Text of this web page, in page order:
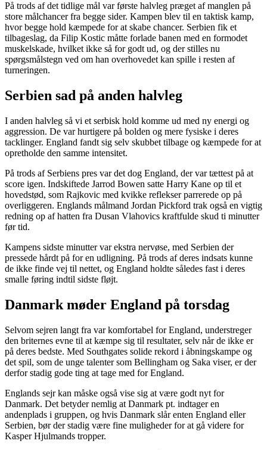
På trods af det tidlige mål var første halvleg præget af manglen på
store målchancer fra begge sider. Kampen blev til en taktisk kamp,
hvor begge hold kæmpede for at skabe chancer. Serbien fik et
tilbageslag, da Filip Kostic måtte forlade banen med en formodet
muskelskade, hvilket ikke så for godt ud, og der stilles nu
spørgsmålstegn ved om han overhovedet kan spille i resten af
turneringen.
Serbien sad på anden halvleg
I anden halvleg så vi et serbisk hold komme ud med ny energi og
aggression. De var hurtigere på bolden og mere fysiske i deres
tacklinger. England fandt sig selv skubbet tilbage og kæmpede for at
opretholde den samme intensitet.
På trods af Serbiens pres var det dog England, der var tættest på at
score igen. Indskiftede Jarrod Bowen satte Harry Kane op til et
hovedstød, som Rajkovic med kvikke reflekser parrerede op på
overliggeren. Englands målmand Jordan Pickford trak også en vigtig
redning op af hatten fra Dusan Vlahovics kraftfulde skud ti minutter
før tid.
Kampens sidste minutter var ekstra nervøse, med Serbien der
pressede hårdt på for en udligning. På trods af deres indsats kunne
de ikke finde vej til nettet, og England holdte således fast i deres
smalle føring indtil sidste fløjt.
Danmark møder England på torsdag
Selvom sejren langt fra var komfortabel for England, understreger
den briternes evne til at kæmpe sig til resultater, selv når de ikke er
på deres bedste. Med Southgates solide rekord i åbningskampe og
det spil, som de unge talenter som Bellingham og Saka viser, er der
derfor stadig gode ting at tage med for England.
Englands sejr kan måske også vise sig at være godt nyt for
Danmark. Det betyder nemlig at Danmark pt. indtager en
andenplads i gruppen, og hvis Danmark slår enten England eller
Serbien, bør der stadig være fine muligheder for at gå videre for
Kasper Hjulmands tropper.